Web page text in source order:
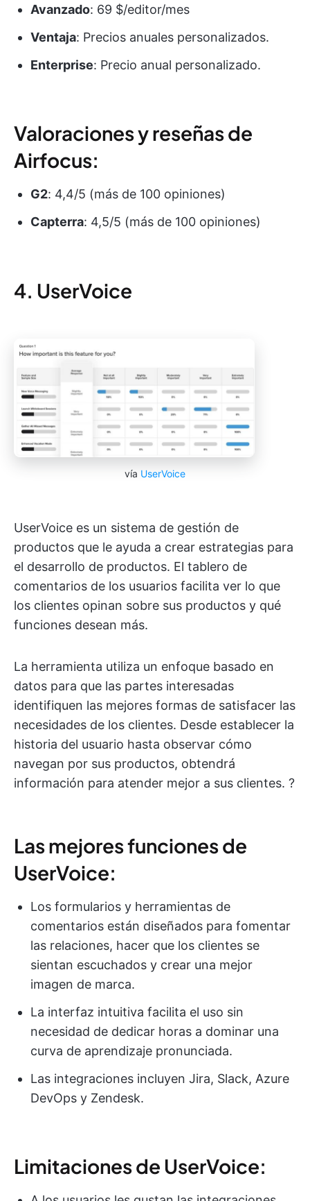
Avanzado: 69 $/editor/mes
Ventaja: Precios anuales personalizados.
Enterprise: Precio anual personalizado.
Valoraciones y reseñas de
Airfocus:
G2: 4,4/5 (más de 100 opiniones)
Capterra: 4,5/5 (más de 100 opiniones)
4. UserVoice
vía UserVoice
UserVoice es un sistema de gestión de
productos que le ayuda a crear estrategias para
el desarrollo de productos. El tablero de
comentarios de los usuarios facilita ver lo que
los clientes opinan sobre sus productos y qué
funciones desean más.
La herramienta utiliza un enfoque basado en
datos para que las partes interesadas
identifiquen las mejores formas de satisfacer las
necesidades de los clientes. Desde establecer la
historia del usuario hasta observar cómo
navegan por sus productos, obtendrá
información para atender mejor a sus clientes. ?
Las mejores funciones de
UserVoice:
Los formularios y herramientas de
comentarios están diseñados para fomentar
las relaciones, hacer que los clientes se
sientan escuchados y crear una mejor
imagen de marca.
La interfaz intuitiva facilita el uso sin
necesidad de dedicar horas a dominar una
curva de aprendizaje pronunciada.
Las integraciones incluyen Jira, Slack, Azure
DevOps y Zendesk.
Limitaciones de UserVoice: